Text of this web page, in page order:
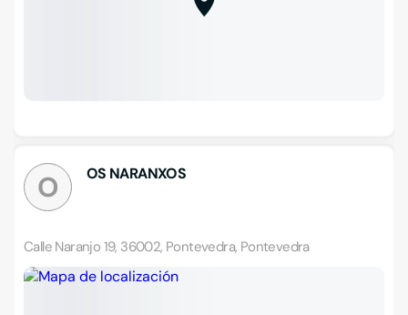
O OS NARANXOS
Calle Naranjo 19, 36002, Pontevedra, Pontevedra